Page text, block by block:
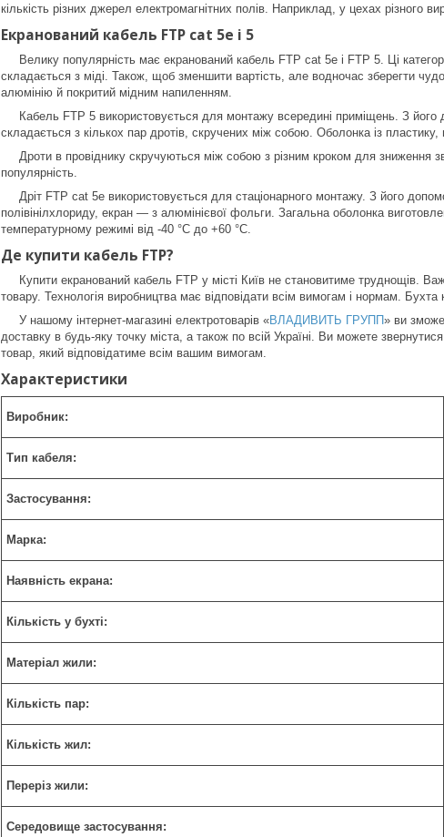
кількість різних джерел електромагнітних полів. Наприклад, у цехах різного
Екранований кабель FTP cat 5e і 5
Велику популярність має екранований кабель FTP cat 5e і FTP 5. Ці
складається з міді. Також, щоб зменшити вартість, але водночас зберегти
алюмінію й покритий мідним напиленням.
Кабель FTP 5 використовується для монтажу всередині приміщень. З його
складається з кількох пар дротів, скручених між собою. Оболонка із
Дроти в провіднику скручуються між собою з різним кроком для зниження
популярність.
Дріт FTP cat 5e використовується для стаціонарного монтажу. З його
полівінілхлориду, екран — з алюмінієвої фольги. Загальна оболонка
температурному режимі від -40 °C до +60 °C.
Де купити кабель FTP?
Купити екранований кабель FTP у місті Київ не становитиме труднощів.
товару. Технологія виробництва має відповідати всім вимогам і нормам.
У нашому інтернет-магазині електротоварів «ВЛАДИВИТЬ ГРУПП» ви
доставку в будь-яку точку міста, а також по всій Україні. Ви можете
товар, який відповідатиме всім вашим вимогам.
Характеристики
Виробник:
Тип кабеля:
Застосування:
Марка:
Наявність екрана:
Кількість у бухті:
Матеріал жили:
Кількість пар:
Кількість жил:
Переріз жили:
Середовище застосування: